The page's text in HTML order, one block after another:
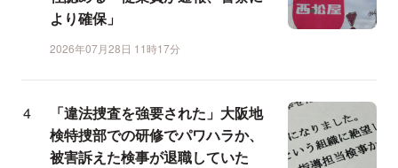
より確保」
2026年07月28日 11時17分
「違法捜査を強要された」大阪地
検特捜部での研修でパワハラか、
被害訴えた検事が退職していた